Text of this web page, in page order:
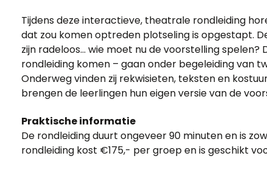
Tijdens deze interactieve, theatrale rondleiding
dat zou komen optreden plotseling is opgestapt.
zijn radeloos… wie moet nu de voorstelling
rondleiding komen – gaan onder begeleiding van
Onderweg vinden zij rekwisieten, teksten en
brengen de leerlingen hun eigen versie van de
Praktische informatie
De rondleiding duurt ongeveer 90 minuten en is
rondleiding kost €175,- per groep en is geschikt